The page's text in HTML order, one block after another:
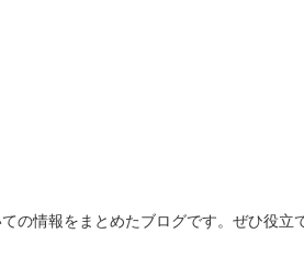
の情報をまとめたブログです。ぜひ役立